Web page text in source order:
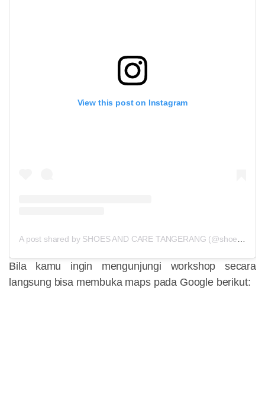
View this post on Instagram
Bila kamu ingin mengunjungi workshop secara
langsung bisa membuka maps pada Google berikut: